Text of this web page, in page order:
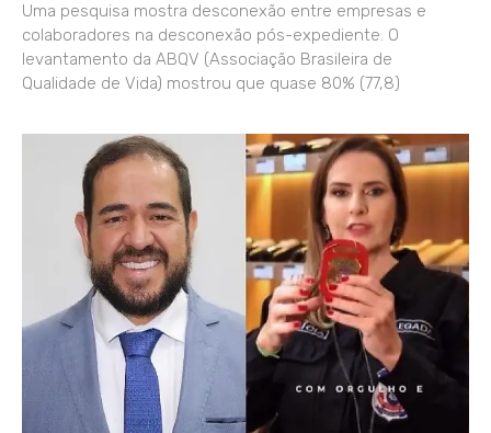
Uma pesquisa mostra desconexão entre empresas e
colaboradores na desconexão pós-expediente. O
levantamento da ABQV (Associação Brasileira de
Qualidade de Vida) mostrou que quase 80% (77,8)